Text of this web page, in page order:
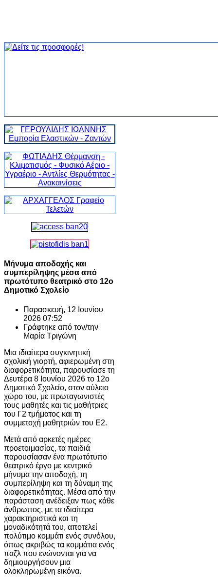
Μήνυμα αποδοχής και
συμπερίληψης μέσα από
πρωτότυπο θεατρικό στο 12ο
Δημοτικό Σχολείο
Παρασκευή, 12 Ιουνίου
2026 07:52
Γράφτηκε από τον/την
Μαρία Τριγώνη
Μια ιδιαίτερα συγκινητική
σχολική γιορτή, αφιερωμένη στη
διαφορετικότητα, παρουσίασε τη
Δευτέρα 8 Ιουνίου 2026 το 12ο
Δημοτικό Σχολείο, στον αύλειο
χώρο του, με πρωταγωνιστές
τους μαθητές και τις μαθήτριες
του Γ2 τμήματος και τη
συμμετοχή μαθητριών του Ε2.
Μετά από αρκετές ημέρες
προετοιμασίας, τα παιδιά
παρουσίασαν ένα πρωτότυπο
θεατρικό έργο με κεντρικό
μήνυμα την αποδοχή, τη
συμπερίληψη και τη δύναμη της
διαφορετικότητας. Μέσα από την
παράσταση ανέδειξαν πως κάθε
άνθρωπος, με τα ιδιαίτερα
χαρακτηριστικά και τη
μοναδικότητά του, αποτελεί
πολύτιμο κομμάτι ενός συνόλου,
όπως ακριβώς τα κομμάτια ενός
παζλ που ενώνονται για να
δημιουργήσουν μια
ολοκληρωμένη εικόνα.